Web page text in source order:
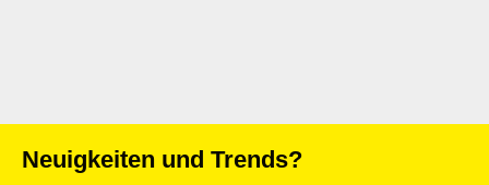
Neuigkeiten und Trends?